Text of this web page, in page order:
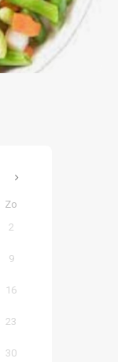
Zo
2
9
16
23
30